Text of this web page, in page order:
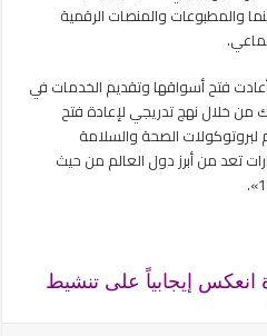
السينما والمطبوعات والمنصات الرقمية
فتح أسواقها وتقديم الخدمات في
خلال نهج تدريجي لإعادة فتح
لبروتوكولات الصحة والسلامة
تعد من أبرز دول العالم من حيث
انعكس إيجابياً على تنشيط